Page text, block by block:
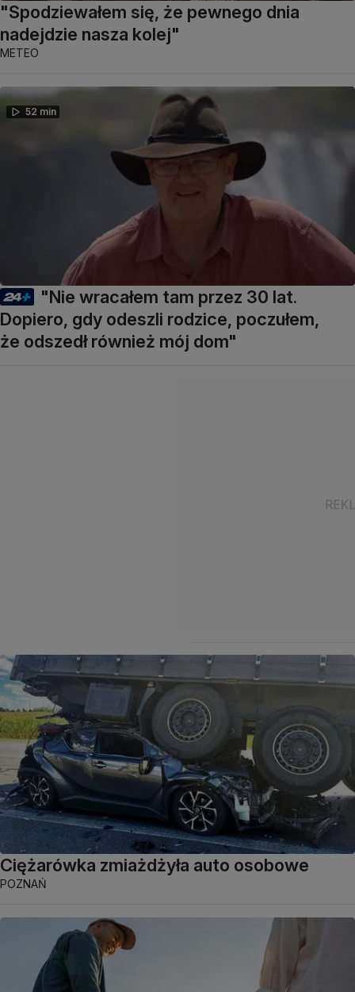
"Spodziewałem się, że pewnego dnia
nadejdzie nasza kolej"
METEO
52 min
"Nie wracałem tam przez 30 lat.
Dopiero, gdy odeszli rodzice, poczułem,
że odszedł również mój dom"
Ciężarówka zmiażdżyła auto osobowe
POZNAŃ